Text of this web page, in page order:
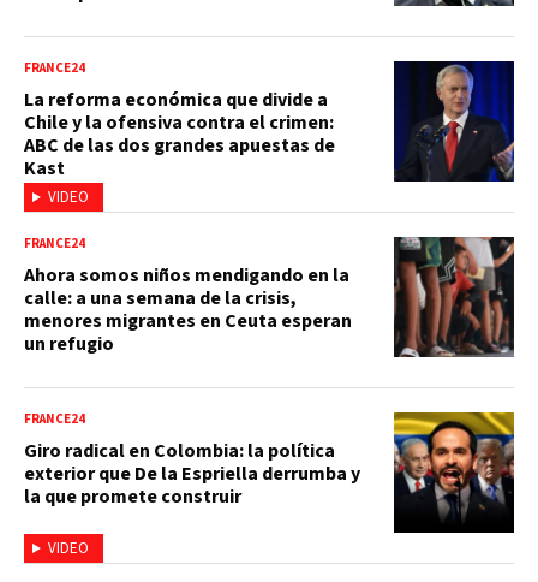
VIDEO
FRANCE24
La reforma económica que divide a
Chile y la ofensiva contra el crimen:
ABC de las dos grandes apuestas de
Kast
FRANCE24
Ahora somos niños mendigando en la
calle: a una semana de la crisis,
menores migrantes en Ceuta esperan
un refugio
VIDEO
FRANCE24
Giro radical en Colombia: la política
exterior que De la Espriella derrumba y
la que promete construir